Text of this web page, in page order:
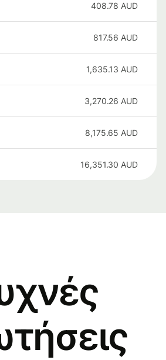
408.78 AUD
817.56 AUD
1,635.13 AUD
3,270.26 AUD
8,175.65 AUD
16,351.30 AUD